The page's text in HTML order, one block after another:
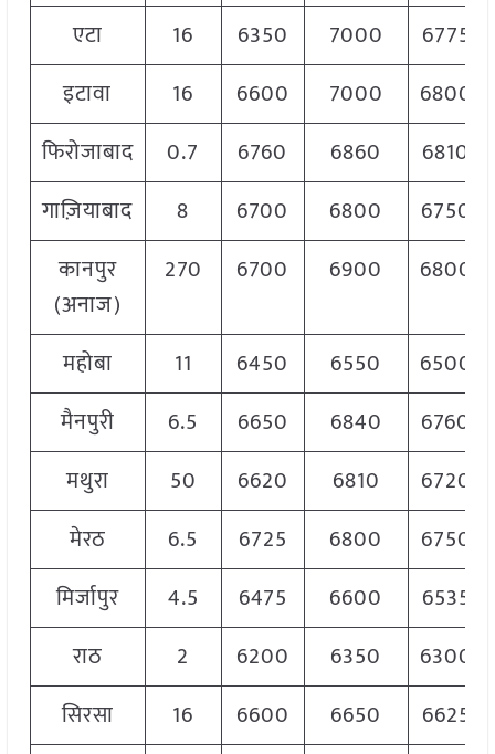
एटा
16 6350 7000
6775
इटावा
16 6600 7000
6800
फिरोजाबाद
0.7 6760 6860
6810
गाज़ियाबाद
8 6700 6800
6750
कानपुर
(अनाज)
270 6700 6900 6800
महोबा 11 6450 6550
6500
मैनपुरी
6.5 6650 6840
6760
मथुरा
50 6620 6810
6720
मेरठ
6.5 6725 6800
6750
मिर्जापुर
4.5 6475 6600
6535
राठ
2 6200 6350
6300
सिरसा
16 6600 6650
6625